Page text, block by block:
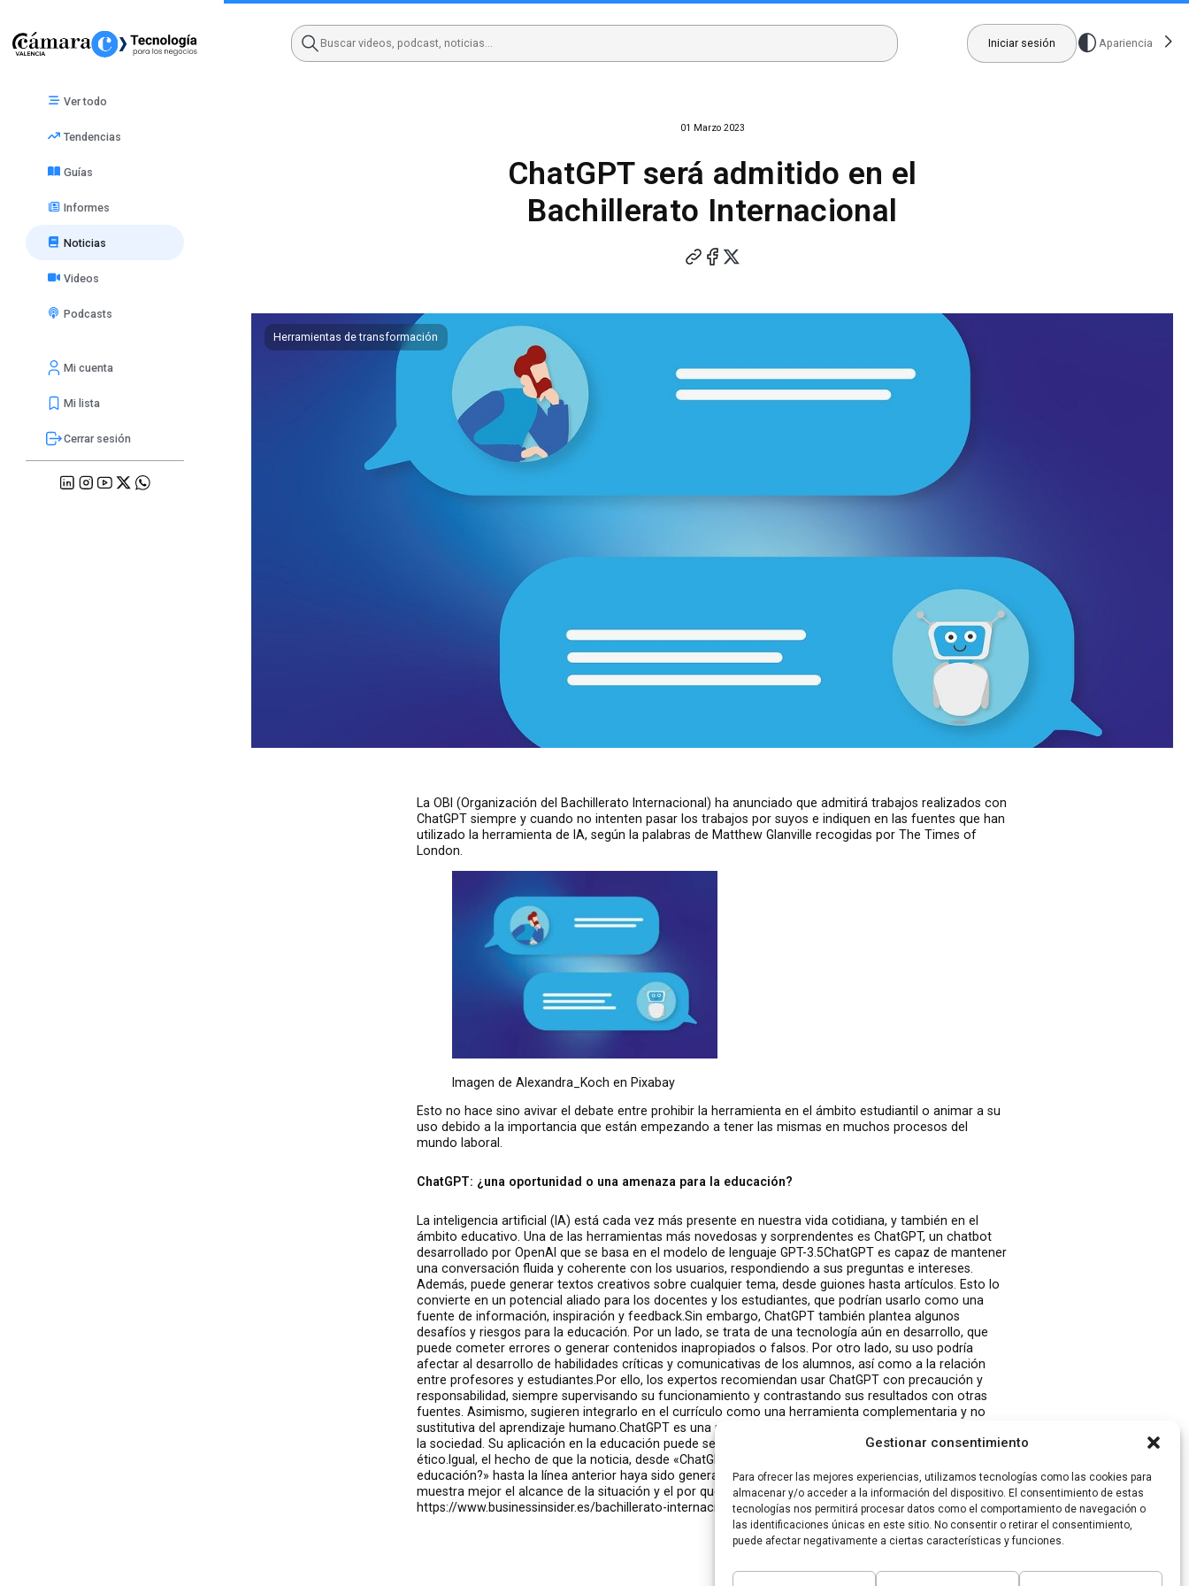
Gestionar consentimiento
Para ofrecer las mejores experiencias, utilizamos tecnologías como las cookies para
almacenar y/o acceder a la información del dispositivo. El consentimiento de estas
tecnologías nos permitirá procesar datos como el comportamiento de navegación o
las identificaciones únicas en este sitio. No consentir o retirar el consentimiento,
puede afectar negativamente a ciertas características y funciones.
content
Iniciar sesión Apariencia
Ver todo
Tendencias
Guías
Informes
Noticias
Videos
Podcasts
Mi cuenta
Mi lista
Cerrar sesión
01 Marzo 2023
ChatGPT será admitido en el
Bachillerato Internacional
Herramientas de transformación
LaOBI (Organización del Bachillerato Internacional) ha anunciado que admitirá trabajos realizados con
ChatGPT siempre y cuando no intenten pasar los trabajos por suyos e indiquen en las fuentes que han
utilizado la herramienta de IA, según la palabras de Matthew Glanville recogidas porThe Times of
London
Imagen de Alexandra_Koch en Pixabay
Esto no hace sino avivar el debate entre prohibir la herramienta en el ámbito estudiantil o animar a su
uso debido a la importancia que están empezando a tener las mismas en muchos procesos del
mundo laboral.
ChatGPT: ¿una oportunidad o una amenaza para la educación?
La inteligencia artificial (IA) está cada vez más presente en nuestra vida cotidiana, y también en el
ámbito educativo.Una de las herramientas más novedosas y sorprendentes es ChatGPT, un chatbot
desarrollado por OpenAI que se basa en el modelo de lenguaje GPT-3.5ChatGPT es capaz de mantener
una conversación fluida y coherente con los usuarios, respondiendo a sus preguntas e intereses.
Además, puede generar textos creativos sobre cualquier tema, desde guiones hasta artículos . Esto lo
convierte en un potencial aliado para los docentes y los estudiantes, que podrían usarlo como una
fuente de información, inspiración y feedback.Sin embargo, ChatGPT también plantea algunos
desafíos y riesgos para la educación. Por un lado, se trata de una tecnología aún en desarrollo, que
puede cometer errores o generar contenidos inapropiados o falsos. Por otro lado, su uso podría
afectar al desarrollo de habilidades críticas y comunicativas de los alumnos, así como a la relación
entre profesores y estudiantes.Por ello, los expertos recomiendan usar ChatGPT con precaución y
responsabilidad, siempre supervisando su funcionamiento y contrastando sus resultados con otras
fuentes . Asimismo, sugieren integrarlo en el currículo como una herramienta complementaria y no
sustitutiva del aprendizaje humano.ChatGPT es una muestra más del avance de la IA y su impacto en
la sociedad. Su aplicación en la educación puede ser beneficiosa si se hace con criterio pedagógico y
ético.Igual, el hecho de que la noticia, desde «ChatGPT: ¿una oportunidad o una amenaza para la
educación?» hasta la línea anterior haya sido generada por la adaptación de ChatGPT para Bing,
muestra mejor el alcance de la situación y el por qué de este debate. Noticia original:
https://www.businessinsider.es/bachillerato-internacional-abre-chatgpt-1207058